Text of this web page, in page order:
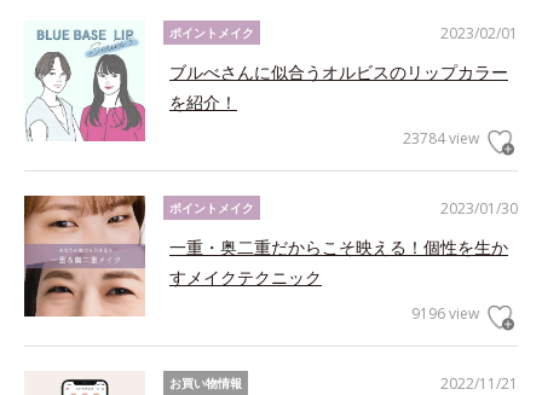
2023/02/01
ポイントメイク
ブルべさんに似合うオルビスのリップカラー
を紹介！
23784 view
2023/01/30
ポイントメイク
一重・奥二重だからこそ映える！個性を生か
すメイクテクニック
9196 view
2022/11/21
お買い物情報